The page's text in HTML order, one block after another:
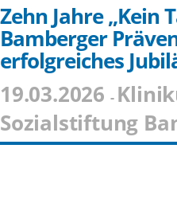
Zehn Jahre „Kein
Bamberger
erfolgreiches
19.03.2026 -
Sozialstiftung